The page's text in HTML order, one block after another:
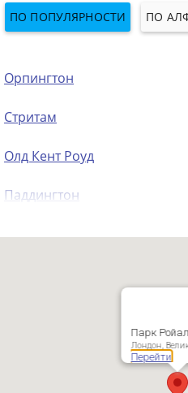
ПО ПОПУЛЯРНОСТИ ПО
Орпингтон
Стритам
Олд Кент Роуд
Паддингтон
Палмерс Грин
Парк Ройал
Лондон,
Перейти